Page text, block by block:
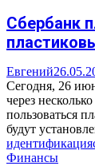
Сбербанк
Евгений
Сегодня, 26
через
пользоваться
будут
идентификация
Финансы